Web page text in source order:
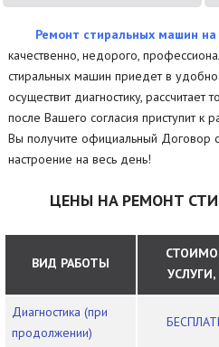
Ремонт стиральных машин
качественно, недорого,
стиральных машин приедет в
осуществит диагностику, рассчитает
после Вашего согласия приступит к
Вы получите официальный Договор
настроение на весь день!
ЦЕНЫ НА РЕМОНТ
ВИД РАБОТЫ
УСЛУГИ,
Диагностика (при
продолжении)